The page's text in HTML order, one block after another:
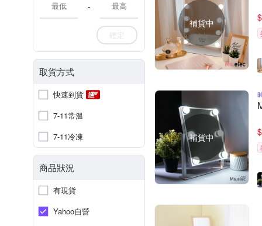
-
確定
取貨方式
快速到貨
7-11常溫
7-11冷凍
商品狀況
有現貨
Yahoo自營
補貨中 $
補貨中 $